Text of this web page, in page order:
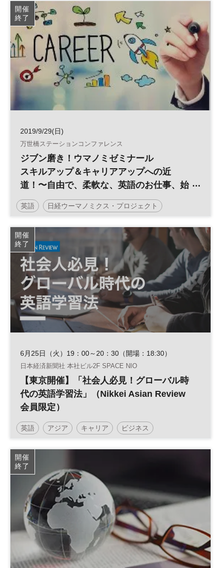
開催
終了
2019/9/29(日)
万世橋ステーションコンファレンス
ジブン磨き！ウマノミゼミナール
スキルアップ＆キャリアアップへの近
道！〜自由で、柔軟な、英語のお仕事、始
めませんか。
英語 日経ウーマノミクス・プロジェクト
ジブン磨き！ウマノミゼミナール 参加無料
土日祝開催
開催
終了
6月25日（火）19：00～20：30（開場：18:30）
日本経済新聞社 本社ビル2F SPACE NIO
【東京開催】「社会人必見！グローバル時
代の英語学習法」（Nikkei Asian Review
会員限定）
英語 アジア キャリア ビジネス
ラジオNIKKEI グローバル
Nikkei Asian Review
開催
終了